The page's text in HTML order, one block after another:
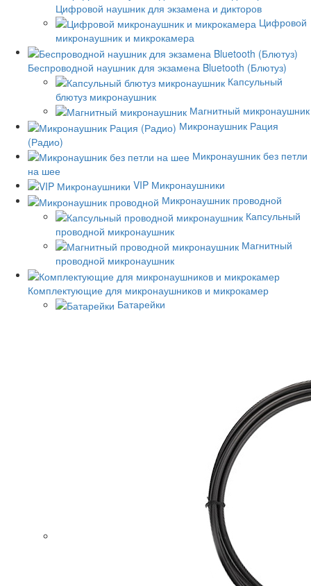
Цифровой наушник для экзамена и дикторов
Цифровой
микронаушник и микрокамера
Беспроводной наушник для экзамена Bluetooth (Блютуз)
Капсульный
блютуз микронаушник
Магнитный микронаушник
Микронаушник Рация
(Радио)
Микронаушник без петли
на шее
VIP Микронаушники
Микронаушник проводной
Капсульный
проводной микронаушник
Магнитный
проводной микронаушник
Комплектующие для микронаушников и микрокамер
Батарейки